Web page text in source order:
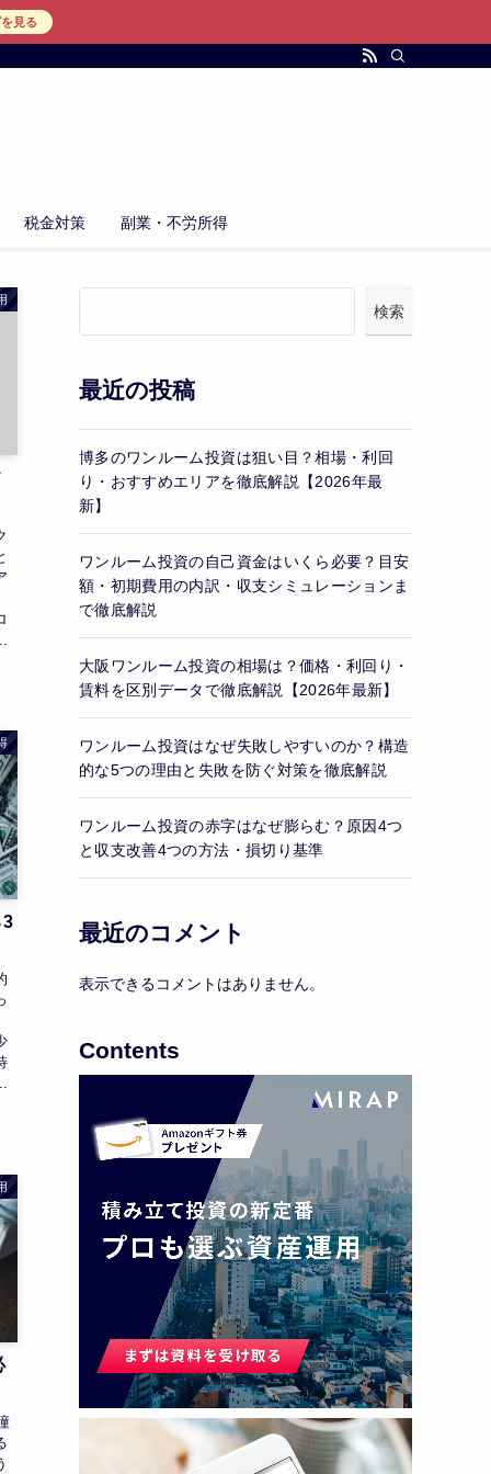
見る
税金対策 副業・不労所得
3
検索
最近の投稿
博多のワンルーム投資は狙い目？相場・利回
り・おすすめエリアを徹底解説【2026年最
新】
ワンルーム投資の自己資金はいくら必要？目安
額・初期費用の内訳・収支シミュレーションま
で徹底解説
大阪ワンルーム投資の相場は？価格・利回り・
賃料を区別データで徹底解説【2026年最新】
ワンルーム投資はなぜ失敗しやすいのか？構造
的な5つの理由と失敗を防ぐ対策を徹底解説
ワンルーム投資の赤字はなぜ膨らむ？原因4つ
と収支改善4つの方法・損切り基準
最近のコメント
表示できるコメントはありません。
Contents